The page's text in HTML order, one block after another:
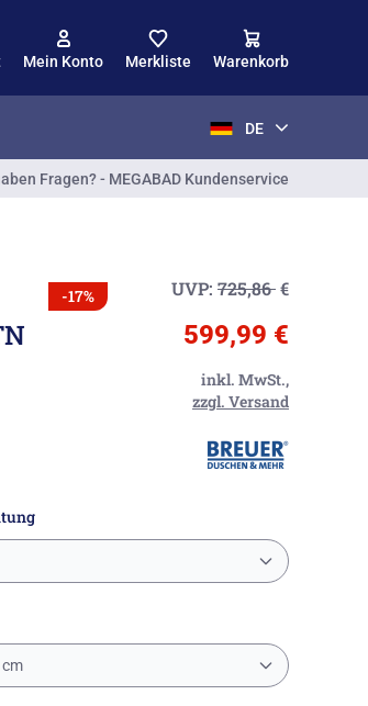
Mein Konto Merkliste Warenkorb
DE
Fragen? - MEGABAD Kundenservice
-17% UVP: 725,86€
599,99 €
inkl. MwSt.,
zzgl. Versand
cm